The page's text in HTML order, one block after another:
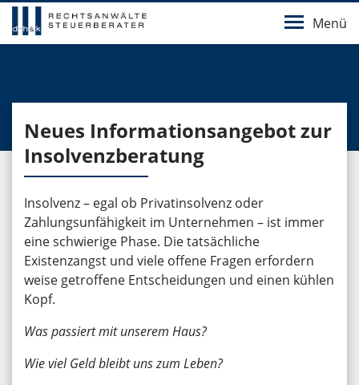
Menü
Neues Informationsangebot zur
Insolvenzberatung
Insolvenz – egal ob Privatinsolvenz oder
Zahlungsunfähigkeit im Unternehmen – ist immer
eine schwierige Phase. Die tatsächliche
Existenzangst und viele offene Fragen erfordern
weise getroffene Entscheidungen und einen kühlen
Kopf.
Was passiert mit unserem Haus?
Wie viel Geld bleibt uns zum Leben?